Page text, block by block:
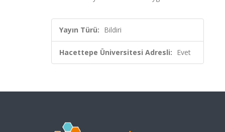
Yayın Türü: Bildiri
Hacettepe Üniversitesi Adresli: Evet